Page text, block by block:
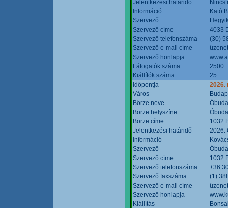
Jelentkezési határidő
Nincs
Információ
Kató
Szervező
Szervező címe
4033
Szervező telefonszáma
(30)
Szervező e-mail címe
Szervező honlapja
Látogatók száma
2500
Kiállítók száma
25
Időpontja
2026.
Város
Börze neve
Börze helyszíne
Börze címe
1032
Jelentkezési határidő
2026.
Információ
Szervező
Szervező címe
1032
Szervező telefonszáma
+36
Szervező faxszáma
(1)
Szervező e-mail címe
Szervező honlapja
Kiállítás